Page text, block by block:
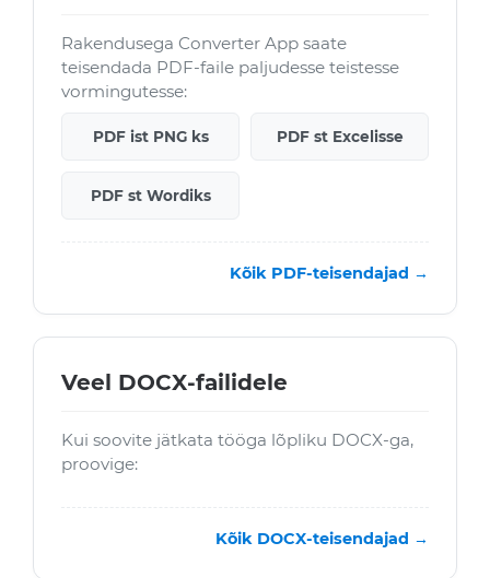
Rakendusega Converter App saate
teisendada PDF-faile paljudesse teistesse
vormingutesse:
PDF ist PNG ks PDF st Excelisse
PDF st Wordiks
Kõik PDF-teisendajad →
Veel DOCX-failidele
Kui soovite jätkata tööga lõpliku DOCX-ga,
proovige:
Kõik DOCX-teisendajad →